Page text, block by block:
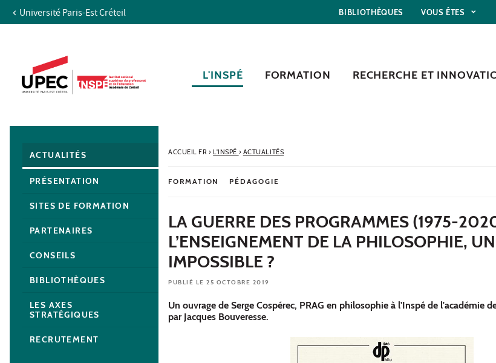
Aller au contenu
Recherche
Navigation secondaire
Université Paris-Est Créteil BIBLIOTHÈQUES VOUS ÊTES
L'INSPÉ FORMATION RECHERCHE ET
ACCUEIL FR› L'INSPÉ › ACTUALITÉS
FORMATION PÉDAGOGIE
LA GUERRE DES PROGRAMMES (1975-
L’ENSEIGNEMENT DE LA PHILOSOPHIE,
IMPOSSIBLE ?
PUBLIÉ LE 25 OCTOBRE 2019
Un ouvrage de Serge Cospérec, PRAG en philosophie à l'Inspé de l'académie
par Jacques Bouveresse.
ACTUALITÉS
PRÉSENTATION
SITES DE FORMATION
PARTENAIRES
CONSEILS
BIBLIOTHÈQUES
LES AXES
STRATÉGIQUES
RECRUTEMENT